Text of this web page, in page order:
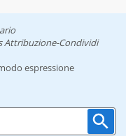
Attribuzione-Condividi
espressione